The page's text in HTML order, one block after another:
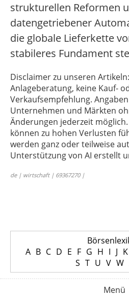
strukturellen Reformen
datengetriebener
die globale Lieferkette
stabileres Fundament
Disclaimer zu unseren
Anlageberatung, keine Kauf-
Verkaufsempfehlung.
Unternehmen und Märkten
Änderungen jederzeit
können zu hohen Verlusten
werden ganz oder teilweise
Unterstützung von AI erstellt
de | wirtschaft | 69367270 |
A B C D E F G H I J K
S T U V W
Menü